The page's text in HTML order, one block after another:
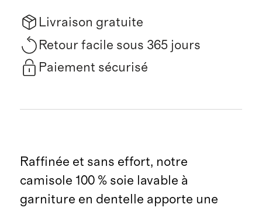
Livraison gratuite
Retour facile sous 365 jours
Paiement sécurisé
Raffinée et sans effort, notre
camisole 100 % soie lavable à
garniture en dentelle apporte une